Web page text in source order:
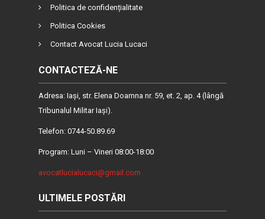
Politica de confidențialitate
Politica Cookies
Contact Avocat Lucia Lucaci
CONTACTEZĂ-NE
Adresa: Iaşi, str. Elena Doamna nr. 59, et. 2, ap. 4 (lângă
Tribunalul Militar Iaşi).
Telefon: 0744-50.89.69
Program: Luni – Vineri 08:00-18:00
avocatlucialucaci@gmail.com
ULTIMELE POSTĂRI